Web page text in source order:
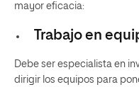
mayor eficacia:
Trabajo en
Debe ser especialista en
dirigir los equipos para